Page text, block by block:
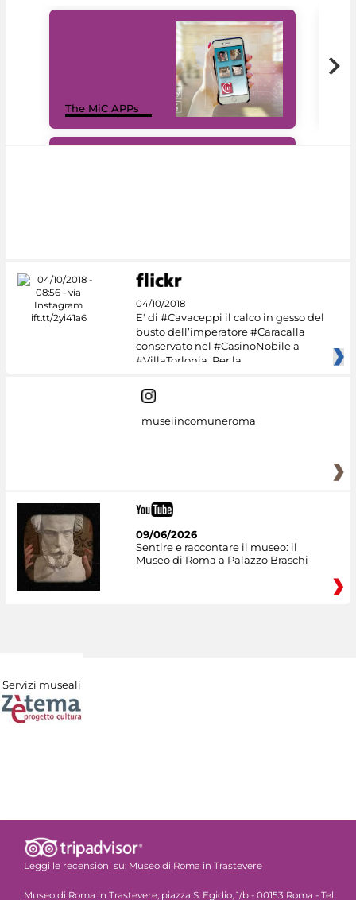
The MiC APPs
04/10/2018
E' di #Cavaceppi il calco in gesso del
busto dell’imperatore #Caracalla
conservato nel #CasinoNobile a
#VillaTorlonia. Per la
museiincomuneroma
09/06/2026
Sentire e raccontare il museo: il
Museo di Roma a Palazzo Braschi
Servizi museali
Leggi le recensioni su: Museo di Roma in Trastevere
Museo di Roma in Trastevere, piazza S. Egidio, 1/b - 00153 Roma - Tel.